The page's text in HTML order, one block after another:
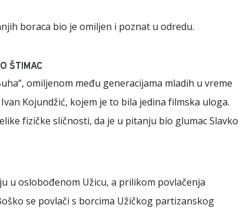
boraca bio je omiljen i poznat u odredu.
ŠTIMAC
omiljenom među generacijama mladih u vreme
Kojundžić, kojem je to bila jedina filmska uloga.
fizičke sličnosti, da je u pitanju bio glumac Slavko
u oslobođenom Užicu, a prilikom povlačenja
se povlači s borcima Užičkog partizanskog